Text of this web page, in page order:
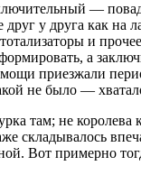
—
у друга как на
и
а
приезжали
не было —
там; не
складывалось
Вот примерно